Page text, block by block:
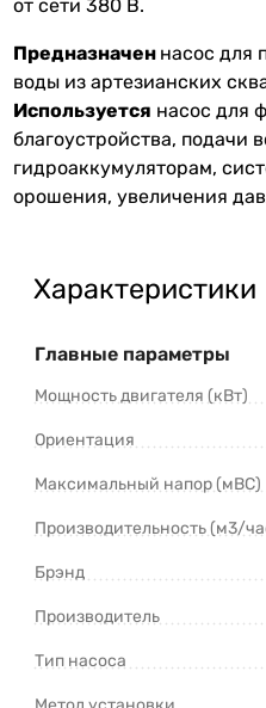
от сети 380 В.
Предназначен насос для
воды из артезианских
Используется насос для
благоустройства, подачи
гидроаккумуляторам,
орошения, увеличения
Характеристики
Главные параметры
Мощность двигателя (кВт)
Ориентация
Максимальный напор (мВС)
Производительность (м3/
Брэнд
Производитель
Тип насоса